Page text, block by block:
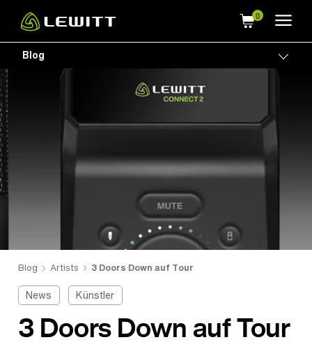
main
content
Blog
Blog Artists 3 Doors Down auf Tour
News Künstler
3 Doors Down auf Tour